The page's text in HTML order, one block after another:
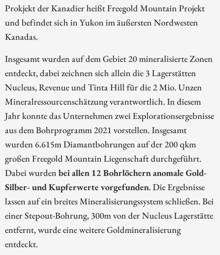
Prokjekt der Kanadier heißt Freegold Mountain Projekt
und befindet sich in Yukon im äußersten Nordwesten
Kanadas.
Insgesamt wurden auf dem Gebiet 20 mineralisierte Zonen
entdeckt, dabei zeichnen sich allein die 3 Lagerstätten
Nucleus, Revenue und Tinta Hill für die 2 Mio. Unzen
Mineralressourcenschätzung verantwortlich. In diesem
Jahr konnte das Unternehmen zwei Explorationsergebnisse
aus dem Bohrprogramm 2021 vorstellen. Insgesamt
wurden 6.615m Diamantbohrungen auf der 200 qkm
großen Freegold Mountain Liegenschaft durchgeführt.
Dabei wurden bei allen 12 Bohrlöchern anomale Gold-
Silber- und Kupferwerte vorgefunden. Die Ergebnisse
lassen auf ein breites Mineralisierungssystem schließen. Bei
einer Stepout-Bohrung, 300m von der Nucleus Lagerstätte
entfernt, wurde eine weitere Goldmineralisierung
entdeckt.